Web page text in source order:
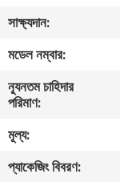
কারখানা
পরিদর্শন
নিয়ন্ত্রণ
সাক্ষ্যদান:
মডেল নম্বার:
ন্যূনতম চাহিদার
পরিমাণ:
মূল্য:
প্যাকেজিং বিবরণ: